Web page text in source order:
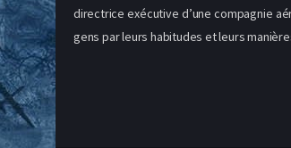
directrice exécutive d’une compagnie
gens par leurs habitudes et leurs